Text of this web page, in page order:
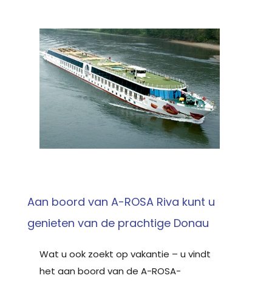
Aan boord van A-ROSA Riva kunt u
genieten van de prachtige Donau
Wat u ook zoekt op vakantie – u vindt
het aan boord van de A-ROSA-